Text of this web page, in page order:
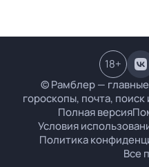
© Рамблер —
гороскопы, почта,
Полная версия
Условия
Политика
Все
18+